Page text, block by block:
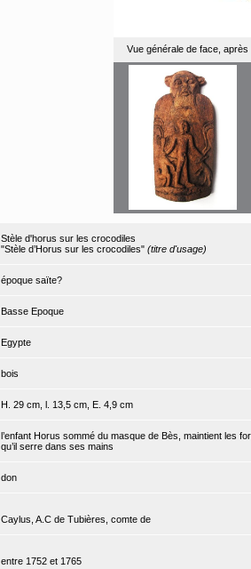
Vue générale de face, après
Stèle d'horus sur les crocodiles
"Stèle d’Horus sur les crocodiles" (titre d'usage)
époque saïte?
Basse Epoque
Egypte
bois
H. 29 cm, l. 13,5 cm, E. 4,9 cm
l’enfant Horus sommé du masque de Bès, maintient les
qu’il serre dans ses mains
don
Caylus, A.C de Tubières, comte de
entre 1752 et 1765